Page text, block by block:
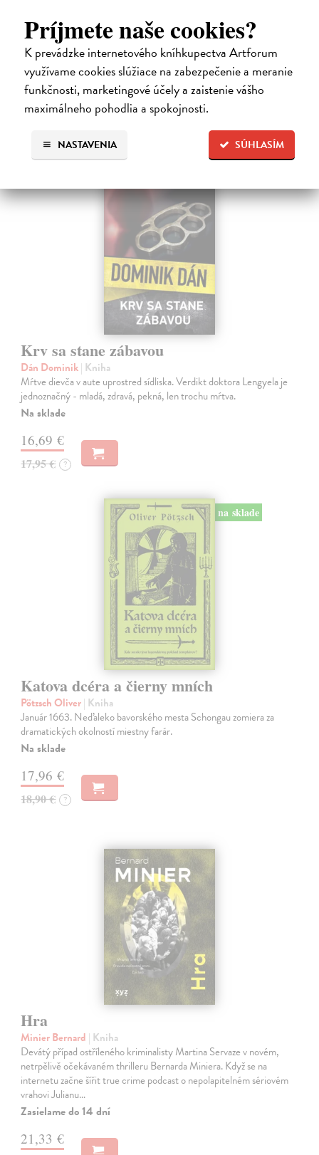
Príjmete naše cookies?
K prevádzke internetového kníhkupectva Artforum
využívame cookies slúžiace na zabezpečenie a meranie
funkčnosti, marketingové účely a zaistenie vášho
maximálneho pohodlia a spokojnosti.
SÚHLASÍM
NASTAVENIA
Tramwaj Cafe je kavárna v polském Těšíně a zároveň místo, kde se
sbíhají všechny nitky související s dalším brutálním zločinem, který
musí vyřešit Roman Saran, major ostravské kriminálky, a jeho tým.
Jak…
Zasielame do 12 dní
15,91 €
Krv sa stane zábavou
Dán Dominik| Kniha
Mŕtve dievča v aute uprostred sídliska. Verdikt doktora Lengyela je
jednoznačný - mladá, zdravá, pekná, len trochu mŕtva.
Na sklade
16,69 €
17,95 € ?
na sklade
Katova dcéra a čierny mních
Pötzsch Oliver| Kniha
Január 1663. Neďaleko bavorského mesta Schongau zomiera za
dramatických okolností miestny farár.
Na sklade
17,96 €
18,90 € ?
Hra
Minier Bernard | Kniha
Devátý případ ostříleného kriminalisty Martina Servaze v novém,
netrpělivě očekávaném thrilleru Bernarda Miniera. Když se na
internetu začne šířit true crime podcast o nepolapitelném sériovém
vrahovi Julianu…
Zasielame do 14 dní
21,33 €